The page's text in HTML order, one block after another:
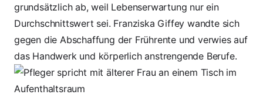
grundsätzlich ab, weil Lebenserwartung nur ein
Durchschnittswert sei. Franziska Giffey wandte sich
gegen die Abschaffung der Frührente und verwies auf
das Handwerk und körperlich anstrengende Berufe.